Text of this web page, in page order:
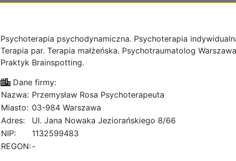
Psychoterapia psychodynamiczna. Psychoterapia
Terapia par. Terapia małżeńska. Psychotraumatolog
Praktyk Brainspotting.
Dane firmy:
Nazwa: Przemysław Rosa Psychoterapeuta
Miasto: 03-984 Warszawa
Adres:
Ul. Jana Nowaka Jeziorańskiego 8/66
NIP:
1132599483
REGON:-